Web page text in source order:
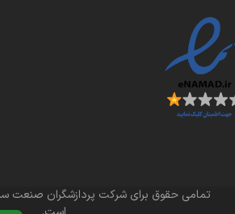
تمامی حقوق برای شرکت پردازشگران صنعت